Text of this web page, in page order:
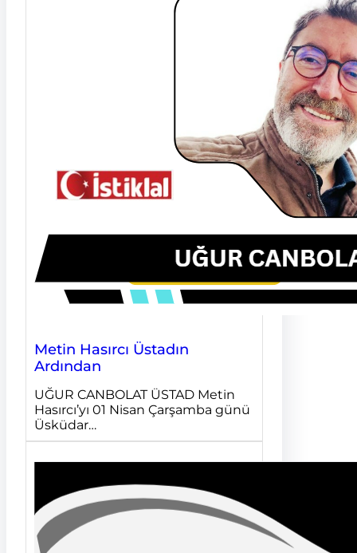
Metin Hasırcı Üstadın
Ardından
UĞUR CANBOLAT ÜSTAD Metin
Hasırcı’yı 01 Nisan Çarşamba günü
Üsküdar…